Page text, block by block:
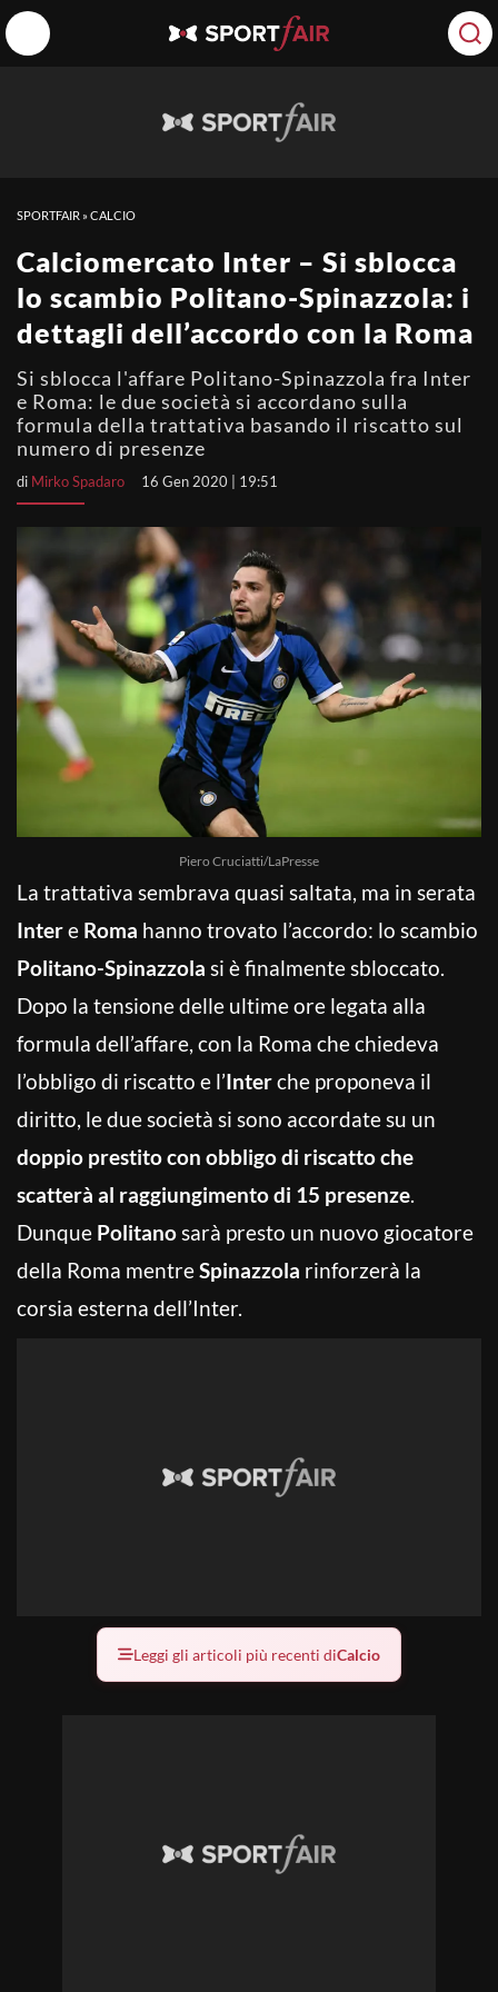
SPORTFAIR »CALCIO
Calciomercato Inter – Si sblocca
lo scambio Politano-Spinazzola: i
dettagli dell’accordo con la Roma
Si sblocca l'affare Politano-Spinazzola fra Inter
e Roma: le due società si accordano sulla
formula della trattativa basando il riscatto sul
numero di presenze
di Mirko Spadaro 16 Gen 2020 | 19:51
Piero Cruciatti/LaPresse
La trattativa sembrava quasi saltata, ma in serata
Intere Roma hanno trovato l’accordo: lo scambio
Politano-Spinazzola si è finalmente sbloccato.
Dopo la tensione delle ultime ore legata alla
formula dell’affare, con la Roma che chiedeva
l’obbligo di riscatto e l’Interche proponeva il
diritto, le due società si sono accordate su un
doppio prestito con obbligo di riscatto che
scatterà al raggiungimento di 15 presenze.
Dunque Politanosarà presto un nuovo giocatore
della Roma mentreSpinazzola rinforzerà la
corsia esterna dell’Inter.
Leggi gli articoli più recenti diCalcio